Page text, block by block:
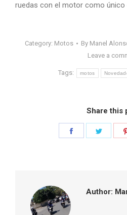
ruedas con el motor como único
Category: Motos By Manel
Leave a
Tags: motos
Share this
Author: